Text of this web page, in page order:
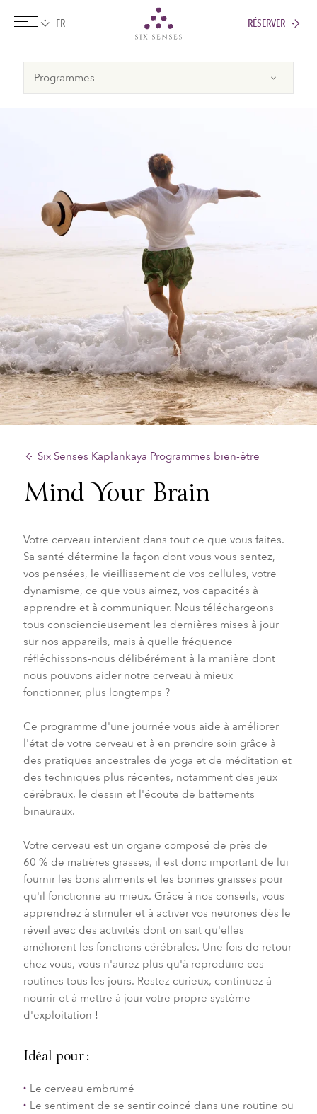
RÉSERVER
Six Senses Kaplankaya Programmes bien-être
Mind Your Brain
Votre cerveau intervient dans tout ce que vous faites.
Sa santé détermine la façon dont vous vous sentez,
vos pensées, le vieillissement de vos cellules, votre
dynamisme, ce que vous aimez, vos capacités à
apprendre et à communiquer. Nous téléchargeons
tous consciencieusement les dernières mises à jour
sur nos appareils, mais à quelle fréquence
réfléchissons-nous délibérément à la manière dont
nous pouvons aider notre cerveau à mieux
fonctionner, plus longtemps ?
Ce programme d'une journée vous aide à améliorer
l'état de votre cerveau et à en prendre soin grâce à
des pratiques ancestrales de yoga et de méditation et
des techniques plus récentes, notamment des jeux
cérébraux, le dessin et l'écoute de battements
binauraux.
Votre cerveau est un organe composé de près de
60 % de matières grasses, il est donc important de lui
fournir les bons aliments et les bonnes graisses pour
qu'il fonctionne au mieux. Grâce à nos conseils, vous
apprendrez à stimuler et à activer vos neurones dès le
réveil avec des activités dont on sait qu'elles
améliorent les fonctions cérébrales. Une fois de retour
chez vous, vous n'aurez plus qu'à reproduire ces
routines tous les jours. Restez curieux, continuez à
nourrir et à mettre à jour votre propre système
d'exploitation !
Idéal pour :
Le cerveau embrumé
Le sentiment de se sentir coincé dans une routine ou